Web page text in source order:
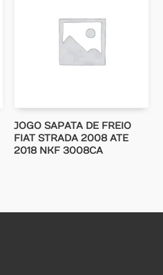
JOGO SAPATA DE FREIO
FIAT STRADA 2008 ATE
2018 NKF 3008CA